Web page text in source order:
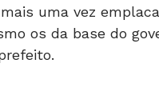
uma vez
os da base do